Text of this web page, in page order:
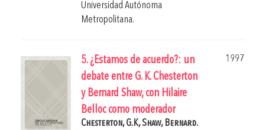
Universidad Autónoma
Metropolitana.
5. ¿Estamos de acuerdo?: un
debate entre G. K. Chesterton
y Bernard Shaw, con Hilaire
Belloc como moderador
1997
Chesterton, G.K,Shaw, Bernard.